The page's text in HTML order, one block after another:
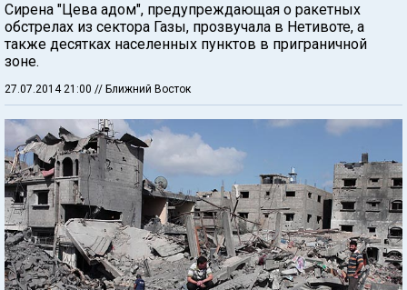
Сирена "Цева адом", предупреждающая о ракетных
обстрелах из сектора Газы, прозвучала в Нетивоте, а
также десятках населенных пунктов в приграничной
зоне.
27.07.2014 21:00 // Ближний Восток